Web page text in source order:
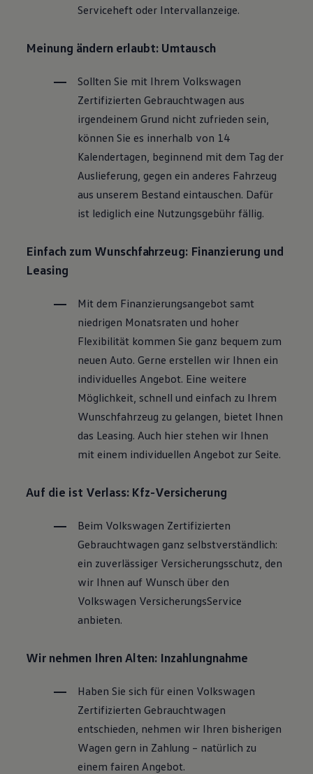
Magazin
Familie
Volkswagen R
Pannen- und Unfallhilfe
Volkswagen Kundenbetreuung
Serviceheft oder Intervallanzeige.
Meinung ändern erlaubt: Umtausch
Sollten Sie mit Ihrem Volkswagen
Zertifizierten Gebrauchtwagen aus
irgendeinem Grund nicht zufrieden sein,
können Sie es innerhalb von 14
Kalendertagen, beginnend mit dem Tag der
Auslieferung, gegen ein anderes Fahrzeug
aus unserem Bestand eintauschen. Dafür
ist lediglich eine Nutzungsgebühr fällig.
Einfach zum Wunschfahrzeug: Finanzierung und
Leasing
Mit dem Finanzierungsangebot samt
niedrigen Monatsraten und hoher
Flexibilität kommen Sie ganz bequem zum
neuen Auto. Gerne erstellen wir Ihnen ein
individuelles Angebot. Eine weitere
Möglichkeit, schnell und einfach zu Ihrem
Wunschfahrzeug zu gelangen, bietet Ihnen
das Leasing. Auch hier stehen wir Ihnen
mit einem individuellen Angebot zur Seite.
Auf die ist Verlass: Kfz-Versicherung
Beim Volkswagen Zertifizierten
Gebrauchtwagen ganz selbstverständlich:
ein zuverlässiger Versicherungsschutz, den
wir Ihnen auf Wunsch über den
Volkswagen VersicherungsService
anbieten.
Wir nehmen Ihren Alten: Inzahlungnahme
Haben Sie sich für einen Volkswagen
Zertifizierten Gebrauchtwagen
entschieden, nehmen wir Ihren bisherigen
Wagen gern in Zahlung – natürlich zu
einem fairen Angebot.